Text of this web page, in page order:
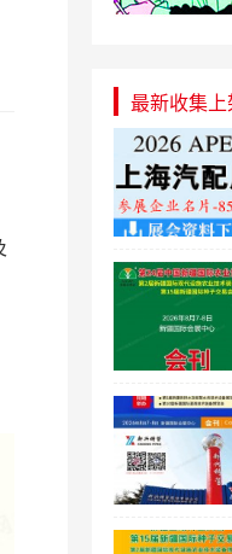
最新收集上